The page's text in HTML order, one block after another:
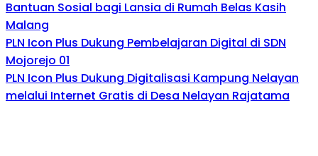
Bantuan Sosial bagi Lansia di Rumah Belas Kasih
Malang
PLN Icon Plus Dukung Pembelajaran Digital di SDN
Mojorejo 01
PLN Icon Plus Dukung Digitalisasi Kampung Nelayan
melalui Internet Gratis di Desa Nelayan Rajatama